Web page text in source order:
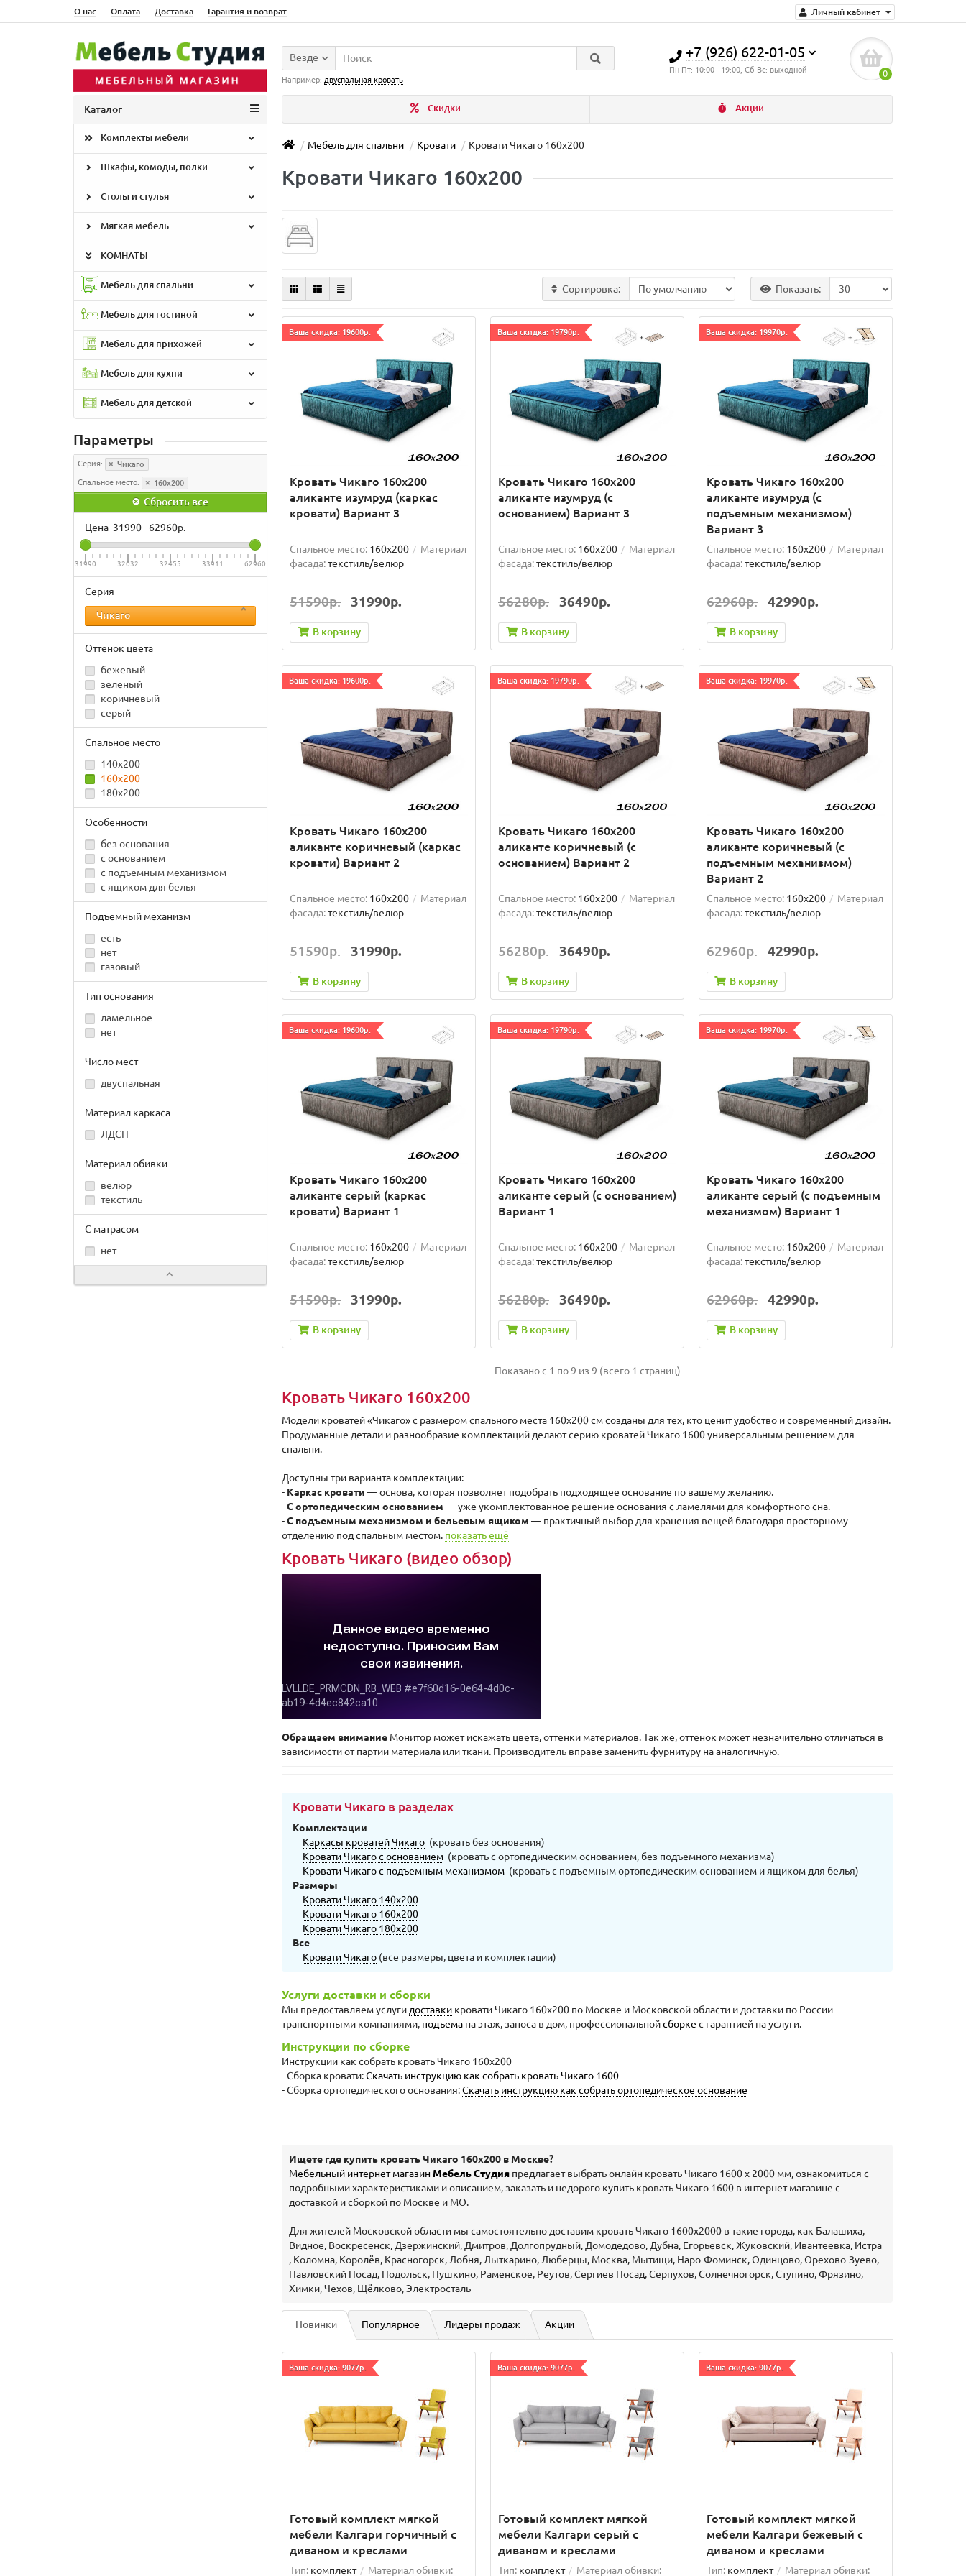
Личный кабинет
О нас Оплата Доставка Гарантия и возврат
+7 (926) 622-01-05
Пн-Пт: 10:00 - 19:00, Сб-Вс: выходной 0
Везде
Например: двуспальная кровать
Скидки Акции
Каталог
Комплекты мебели
Шкафы, комоды, полки
Столы и стулья
Мягкая мебель
КОМНАТЫ
Мебель для спальни
Мебель для гостиной
Мебель для прихожей
Мебель для кухни
Мебель для детской
Мебель для спальни Кровати Кровати Чикаго 160х200
Параметры
Серия: Чикаго
Спальное место: 160x200
Сбросить все
Цена 31990- 62960р.
31990 32032 32455 33911 62960
Серия
Чикаго
Оттенок цвета
бежевый
зеленый
коричневый
серый
Спальное место
140x200
160x200
180x200
Особенности
без основания
с основанием
с подъемным механизмом
с ящиком для белья
Подъемный механизм
есть
нет
газовый
Тип основания
ламельное
нет
Число мест
двуспальная
Материал каркаса
ЛДСП
Материал обивки
велюр
текстиль
С матрасом
нет
Кровати Чикаго 160х200
Сортировка: Показать:
Ваша скидка: 19600р.
Кровать Чикаго 160х200
аликанте изумруд (каркас
кровати) Вариант 3
Спальное место: 160x200
Материал
фасада:текстиль/велюр
51590р. 31990р.
В корзину
Ваша скидка: 19790р.
Кровать Чикаго 160х200
аликанте изумруд (с
основанием) Вариант 3
Спальное место: 160x200
Материал
фасада:текстиль/велюр
56280р. 36490р.
В корзину
Ваша скидка: 19970р.
Кровать Чикаго 160х200
аликанте изумруд (с
подъемным механизмом)
Вариант 3
Спальное место: 160x200
Материал
фасада:текстиль/велюр
62960р. 42990р.
В корзину
Ваша скидка: 19600р.
Кровать Чикаго 160х200
аликанте коричневый (каркас
кровати) Вариант 2
Спальное место: 160x200
Материал
фасада:текстиль/велюр
51590р. 31990р.
В корзину
Ваша скидка: 19790р.
Кровать Чикаго 160х200
аликанте коричневый (с
основанием) Вариант 2
Спальное место: 160x200
Материал
фасада:текстиль/велюр
56280р. 36490р.
В корзину
Ваша скидка: 19970р.
Кровать Чикаго 160х200
аликанте коричневый (с
подъемным механизмом)
Вариант 2
Спальное место: 160x200
Материал
фасада:текстиль/велюр
62960р. 42990р.
В корзину
Ваша скидка: 19600р.
Кровать Чикаго 160х200
аликанте серый (каркас
кровати) Вариант 1
Спальное место: 160x200
Материал
фасада:текстиль/велюр
51590р. 31990р.
В корзину
Ваша скидка: 19790р.
Кровать Чикаго 160х200
аликанте серый (с основанием)
Вариант 1
Спальное место: 160x200
Материал
фасада:текстиль/велюр
56280р. 36490р.
В корзину
Ваша скидка: 19970р.
Кровать Чикаго 160х200
аликанте серый (с подъемным
механизмом) Вариант 1
Спальное место: 160x200
Материал
фасада:текстиль/велюр
62960р. 42990р.
В корзину
Показано с 1 по 9 из 9 (всего 1 страниц)
Кровать Чикаго 160х200
Модели кроватей «Чикаго» с размером спального места 160х200 см созданы для тех, кто ценит удобство и современный дизайн.
Продуманные детали и разнообразие комплектаций делают серию кроватей Чикаго 1600 универсальным решением для
спальни.
Доступны три варианта комплектации:
- Каркас кровати — основа, которая позволяет подобрать подходящее основание по вашему желанию.
-С ортопедическим основанием — уже укомплектованное решение основания с ламелями для комфортного сна.
-С подъемным механизмом и бельевым ящиком — практичный выбор для хранения вещей благодаря просторному
отделению под спальным местом. показать ещё
Кровать Чикаго (видео обзор)
Обращаем внимание Монитор может искажать цвета, оттенки материалов. Так же, оттенок может незначительно отличаться в
зависимости от партии материала или ткани. Производитель вправе заменить фурнитуру на аналогичную.
Кровати Чикаго в разделах
Комплектации
Каркасы кроватей Чикаго (кровать без основания)
Кровати Чикаго с основанием (кровать с ортопедическим основанием, без подъемного механизма)
Кровати Чикаго с подъемным механизмом (кровать с подъемным ортопедическим основанием и ящиком для белья)
Размеры
Кровати Чикаго 140х200
Кровати Чикаго 160х200
Кровати Чикаго 180х200
Все
Кровати Чикаго (все размеры, цвета и комплектации)
Услуги доставки и сборки
Мы предоставляем услуги доставки кровати Чикаго 160х200 по Москве и Московской области и доставки по России
транспортными компаниями, подъема на этаж, заноса в дом, профессиональнойсборке с гарантией на услуги.
Инструкции по сборке
Инструкции как собрать кровать Чикаго 160х200
- Сборка кровати:Скачать инструкцию как собрать кровать Чикаго 1600
- Сборка ортопедического основания:Скачать инструкцию как собрать ортопедическое основание
Ищете где купить кровать Чикаго 160х200 в Москве?
Мебельный интернет магазин Мебель Студия предлагает выбрать онлайн кровать Чикаго 1600 х 2000 мм, ознакомиться с
подробными характеристиками и описанием, заказать и недорого купить кровать Чикаго 1600 в интернет магазине с
доставкой и сборкой по Москве и МО.
Для жителей Московской области мы самостоятельно доставим кровать Чикаго 1600х2000 в такие города, как Балашиха,
Видное, Воскресенск, Дзержинский, Дмитров, Долгопрудный, Домодедово, Дубна, Егорьевск, Жуковский, Ивантеевка, Истра
, Коломна, Королёв, Красногорск, Лобня, Лыткарино, Люберцы, Москва, Мытищи, Наро-Фоминск, Одинцово, Орехово-Зуево,
Павловский Посад, Подольск, Пушкино, Раменское, Реутов, Сергиев Посад, Серпухов, Солнечногорск, Ступино, Фрязино,
Химки, Чехов, Щёлково, Электросталь
Новинки Популярное Лидеры продаж Акции
Ваша скидка: 9077р.
Готовый комплект мягкой
мебели Калгари горчичный с
диваном и креслами
Тип: комплект Материал обивки:
Ваша скидка: 9077р.
Готовый комплект мягкой
мебели Калгари серый с
диваном и креслами
Тип: комплект Материал обивки:
Ваша скидка: 9077р.
Готовый комплект мягкой
мебели Калгари бежевый с
диваном и креслами
Тип: комплект Материал обивки: